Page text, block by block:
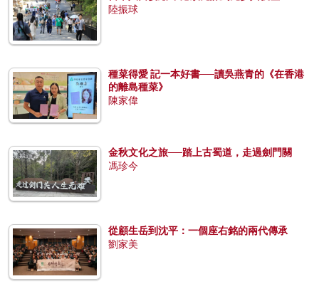
陸振球
種菜得愛 記一本好書──讀吳燕青的《在香港
的離島種菜》
陳家偉
金秋文化之旅──踏上古蜀道，走過劍門關
馮珍今
從顧生岳到沈平：一個座右銘的兩代傳承
劉家美